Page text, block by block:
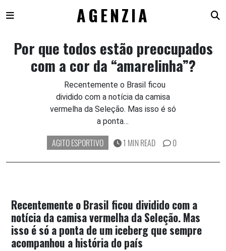
AGENZIA
Por que todos estão preocupados
com a cor da “amarelinha”?
Recentemente o Brasil ficou
dividido com a notícia da camisa
vermelha da Seleção. Mas isso é só
a ponta…
AGITO ESPORTIVO 1 MIN READ 0
Recentemente o Brasil ficou dividido com a
notícia da camisa vermelha da Seleção. Mas
isso é só a ponta de um iceberg que sempre
acompanhou a história do país